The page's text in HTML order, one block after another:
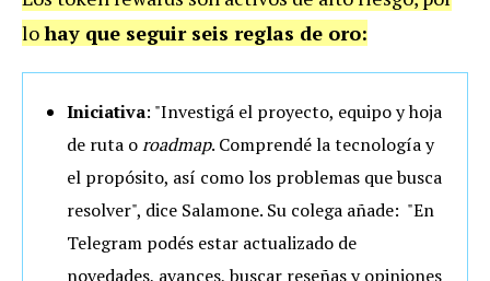
lohay que seguir seis reglas de oro:
Iniciativa: "Investigá el proyecto, equipo y hoja
de ruta oroadmap. Comprendé la tecnología y
el propósito, así como los problemas que busca
resolver", dice Salamone. Su colega añade: "En
Telegram podés estar actualizado de
novedades, avances, buscar reseñas y opiniones